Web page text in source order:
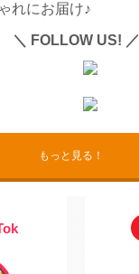
れにお届け♪
＼ FOLLOW US! ／
もっと見る！